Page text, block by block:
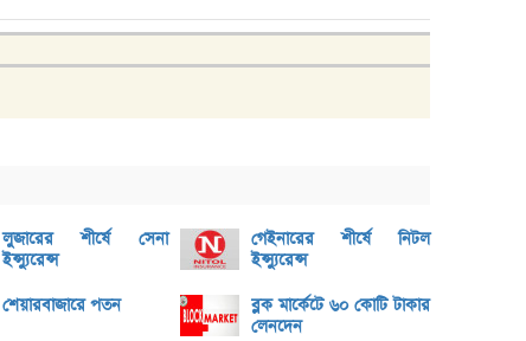
লুজারের শীর্ষে সেনা
ইন্স্যুরেন্স
গেইনারের শীর্ষে নিটল
ইন্স্যুরেন্স
শেয়ারবাজারে পতন
ব্লক মার্কেটে ৬০ কোটি টাকার
লেনদেন